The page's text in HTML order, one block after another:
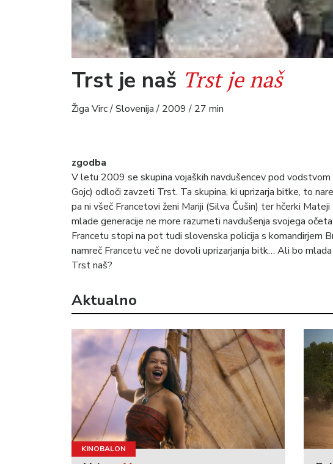
Trst je naš Trst je naš
Žiga Virc / Slovenija / 2009 / 27 min
zgodba
V letu 2009 se skupina vojaških navdušencev pod vodstvom
Gojc) odloči zavzeti Trst. Ta skupina, ki uprizarja bitke, to
pa ni všeč Francetovi ženi Mariji (Silva Čušin) ter hčerki
mlade generacije ne more razumeti navdušenja svojega
Francetu stopi na pot tudi slovenska policija s komandirjem
namreč Francetu več ne dovoli uprizarjanja bitk… Ali bo
Trst naš?
Aktualno
KINOBALON